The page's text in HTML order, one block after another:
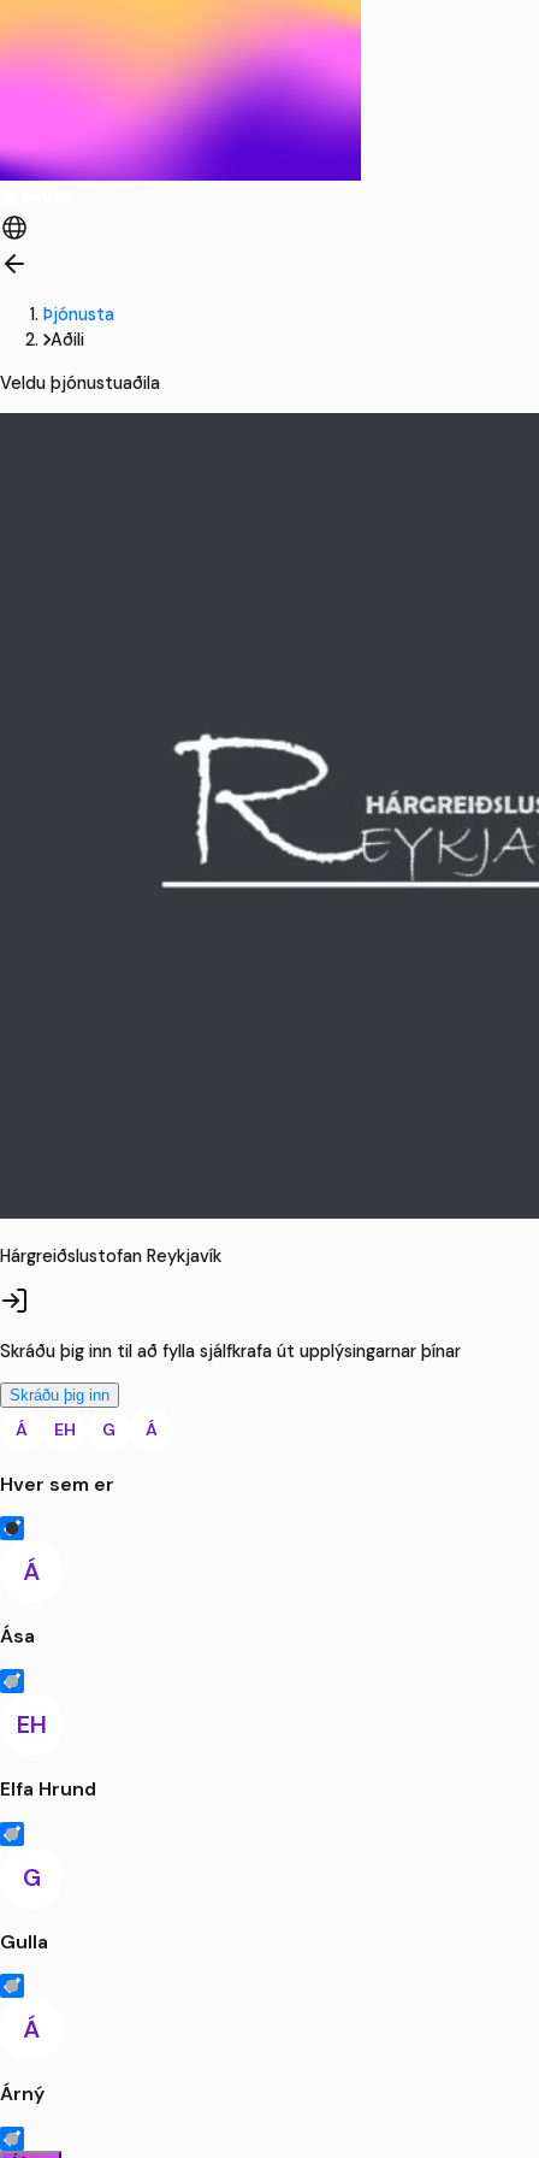
Þjónusta
Aðili
Veldu þjónustuaðila
Hárgreiðslustofan Reykjavík
Skráðu þig inn til að fylla sjálfkrafa út upplýsingarnar þínar
Skráðu þig inn
Á EH G Á
Hver sem er
Á
Ása
EH
Elfa Hrund
G
Gulla
Á
Árný